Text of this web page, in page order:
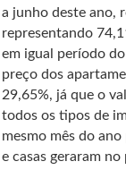
a junho deste ano,
representando
em igual período
preço dos
29,65%, já que o
todos os tipos de
mesmo mês do
e casas geraram